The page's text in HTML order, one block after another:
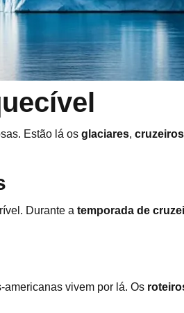
Estão lá os glaciares,
Durante a temporada de
vivem por lá. Os